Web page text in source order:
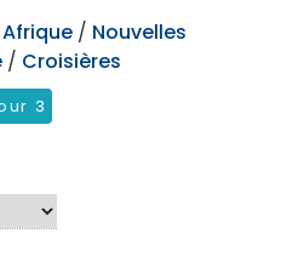
Afrique / Nouvelles
/ Croisières
3